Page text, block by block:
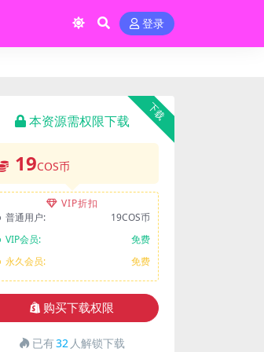
登录
下载
本资源需权限下载
19COS币
VIP折扣
普通用户:
19COS币
VIP会员:
免费
永久会员:
免费
购买下载权限
已有32 人解锁下载